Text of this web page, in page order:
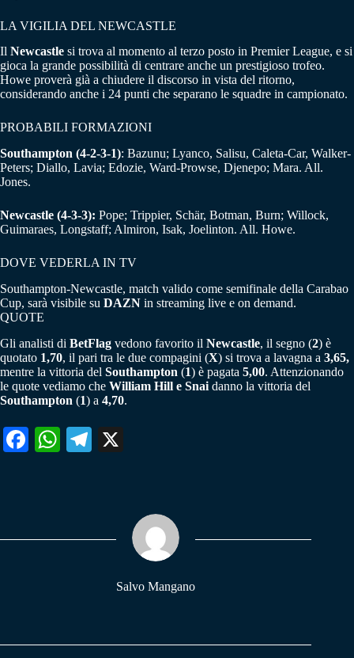
LA VIGILIA DEL NEWCASTLE
Il Newcastle si trova al momento al terzo posto in Premier League, e si
gioca la grande possibilità di centrare anche un prestigioso trofeo.
Howe proverà già a chiudere il discorso in vista del ritorno,
considerando anche i 24 punti che separano le squadre in campionato.
PROBABILI FORMAZIONI
Southampton (4-2-3-1): Bazunu; Lyanco, Salisu, Caleta-Car, Walker-
Peters; Diallo, Lavia; Edozie, Ward-Prowse, Djenepo; Mara. All.
Jones.
Newcastle (4-3-3): Pope; Trippier, Schär, Botman, Burn; Willock,
Guimaraes, Longstaff; Almiron, Isak, Joelinton. All. Howe.
DOVE VEDERLA IN TV
Southampton-Newcastle, match valido come semifinale della Carabao
Cup, sarà visibile su DAZN in streaming live e on demand.
QUOTE
Gli analisti di BetFlag vedono favorito il Newcastle, il segno (2) è
quotato 1,70, il pari tra le due compagini (X) si trova a lavagna a 3,65,
mentre la vittoria del Southampton (1) è pagata 5,00. Attenzionando
le quote vediamo che William Hill e Snai danno la vittoria del
Southampton (1) a 4,70.
Fa W
pp
Te
m
Salvo Mangano